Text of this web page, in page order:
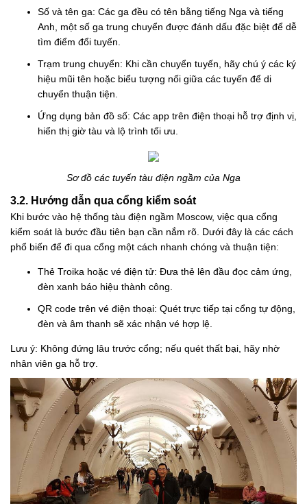
Số và tên ga: Các ga đều có tên bằng tiếng Nga và tiếng
Anh, một số ga trung chuyển được đánh dấu đặc biệt để dễ
tìm điểm đổi tuyến.
Trạm trung chuyển: Khi cần chuyển tuyến, hãy chú ý các ký
hiệu mũi tên hoặc biểu tượng nối giữa các tuyến để di
chuyển thuận tiện.
Ứng dụng bản đồ số: Các app trên điện thoại hỗ trợ định vị,
hiển thị giờ tàu và lộ trình tối ưu.
Sơ đồ các tuyến tàu điện ngầm của Nga
3.2. Hướng dẫn qua cổng kiểm soát
Khi bước vào hệ thống tàu điện ngầm Moscow, việc qua cổng
kiểm soát là bước đầu tiên bạn cần nắm rõ. Dưới đây là các cách
phổ biến để đi qua cổng một cách nhanh chóng và thuận tiện:
Thẻ Troika hoặc vé điện tử: Đưa thẻ lên đầu đọc cảm ứng,
đèn xanh báo hiệu thành công.
QR code trên vé điện thoại: Quét trực tiếp tại cổng tự động,
đèn và âm thanh sẽ xác nhận vé hợp lệ.
Lưu ý: Không đứng lâu trước cổng; nếu quét thất bại, hãy nhờ
nhân viên ga hỗ trợ.